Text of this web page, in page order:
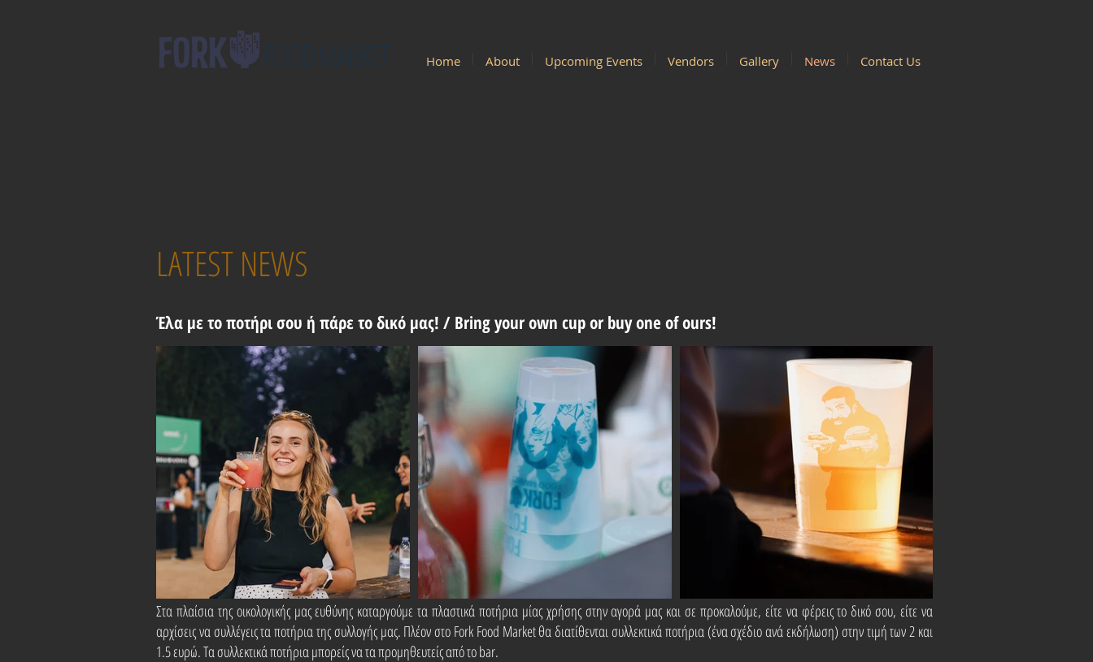
Home About Upcoming Events Vendors Gallery News Contact Us
LATEST NEWS
Έλα με το ποτήρι σου ή πάρε το δικό μας! / Bring your own cup or buy one of ours!
Στα πλαίσια της οικολογικής μας ευθύνης καταργούμε τα πλαστικά ποτήρια μίας χρήσης στην αγορά μας και σε προκαλούμε, είτε να φέρεις το δικό σου, είτε να
αρχίσεις να συλλέγεις τα ποτήρια της συλλογής μας. Πλέον στο Fork Food Market θα διατίθενται συλλεκτικά ποτήρια (ένα σχέδιο ανά εκδήλωση) στην τιμή των 2 και
1.5 ευρώ. Τα συλλεκτικά ποτήρια μπορείς να τα προμηθευτείς από το bar.